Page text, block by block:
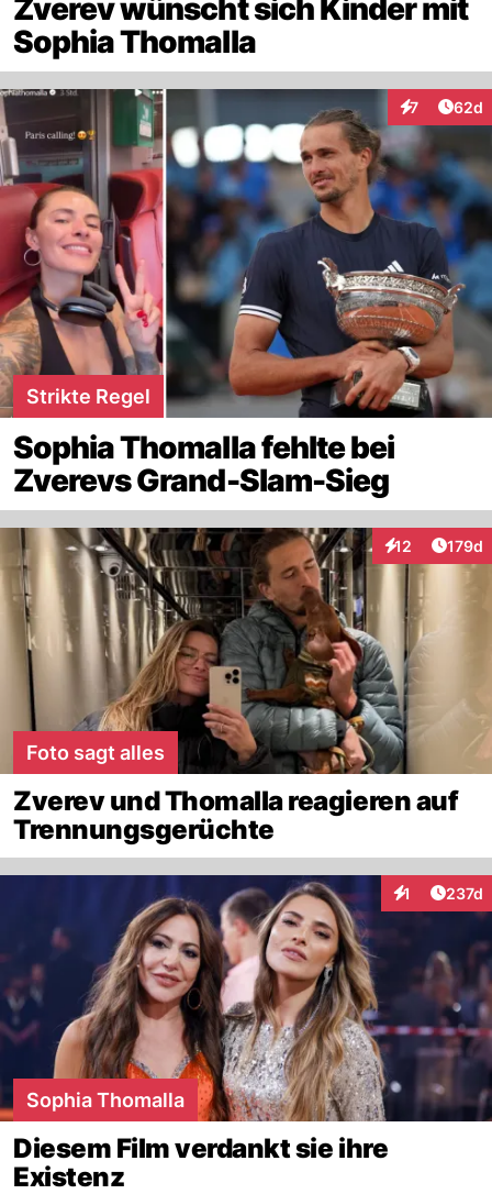
Zverev wünscht sich Kinder mit
Sophia Thomalla
7
Interaktionen
62d
Strikte Regel
Sophia Thomalla fehlte bei
Zverevs Grand-Slam-Sieg
12
Interaktionen
179d
Foto sagt alles
Zverev und Thomalla reagieren auf
Trennungsgerüchte
1
Interaktionen
237d
Sophia Thomalla
Diesem Film verdankt sie ihre
Existenz